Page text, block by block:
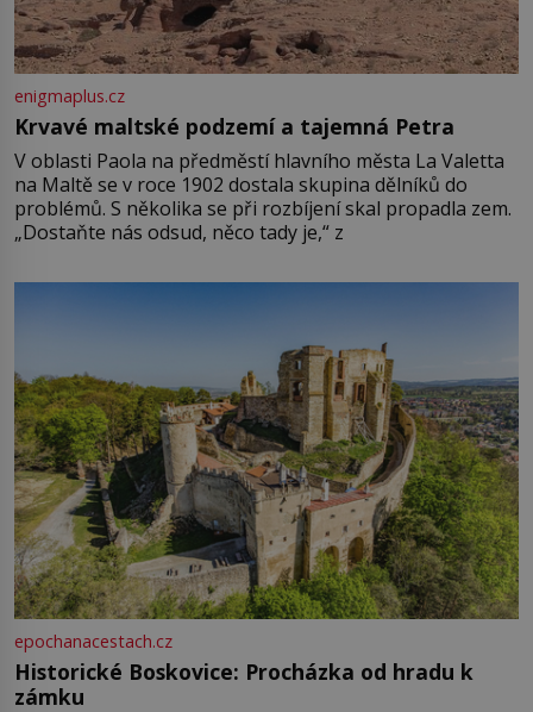
enigmaplus.cz
Krvavé maltské podzemí a tajemná Petra
V oblasti Paola na předměstí hlavního města La Valetta
na Maltě se v roce 1902 dostala skupina dělníků do
problémů. S několika se při rozbíjení skal propadla zem.
„Dostaňte nás odsud, něco tady je,“ z
epochanacestach.cz
Historické Boskovice: Procházka od hradu k
zámku